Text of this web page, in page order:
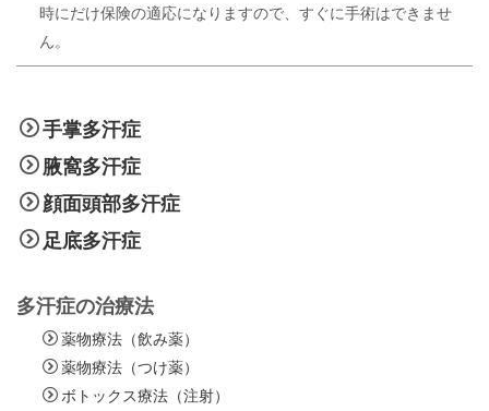
時にだけ保険の適応になりますので、すぐに手術はできませ
ん。
手掌多汗症
腋窩多汗症
顔面頭部多汗症
足底多汗症
多汗症の治療法
薬物療法（飲み薬）
薬物療法（つけ薬）
ボトックス療法（注射）